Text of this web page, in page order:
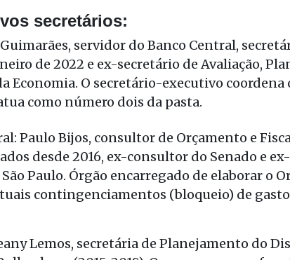
secretários:
servidor do Banco Central,
de 2022 e ex-secretário de Avaliação,
Economia. O secretário-executivo coordena
como número dois da pasta.
Paulo Bijos, consultor de Orçamento e
desde 2016, ex-consultor do Senado e
Paulo. Órgão encarregado de elaborar o
contingenciamentos (bloqueio) de
Lemos, secretária de Planejamento do